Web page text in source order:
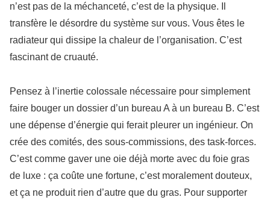
n’est pas de la méchanceté, c’est de la physique. Il
transfère le désordre du système sur vous. Vous êtes le
radiateur qui dissipe la chaleur de l’organisation. C’est
fascinant de cruauté.
Pensez à l’inertie colossale nécessaire pour simplement
faire bouger un dossier d’un bureau A à un bureau B. C’est
une dépense d’énergie qui ferait pleurer un ingénieur. On
crée des comités, des sous-commissions, des task-forces.
C’est comme gaver une oie déjà morte avec du foie gras
de luxe : ça coûte une fortune, c’est moralement douteux,
et ça ne produit rien d’autre que du gras. Pour supporter